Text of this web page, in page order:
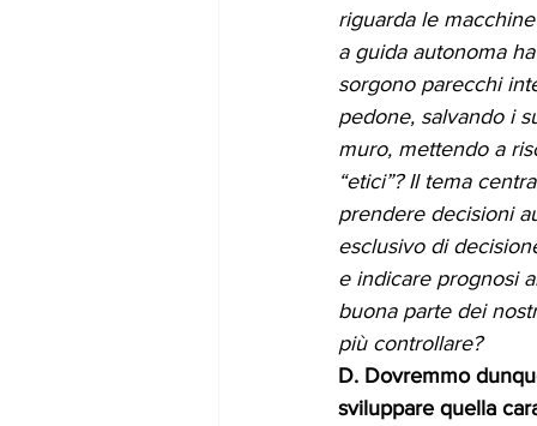
riguarda le
a guida autonoma
sorgono parecchi
pedone, salvando i
muro, mettendo a
“etici”? Il tema
prendere decisioni
esclusivo di
e indicare prognosi
buona parte dei
più controllare?
D. Dovremmo
sviluppare quella